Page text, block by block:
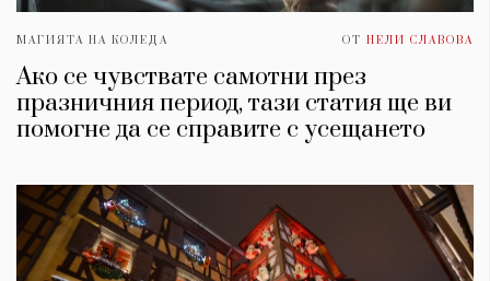
МАГИЯТА НА КОЛЕДА ОТ НЕЛИ СЛАВОВА
Ако се чувствате самотни през
празничния период, тази статия ще ви
помогне да се справите с усещането